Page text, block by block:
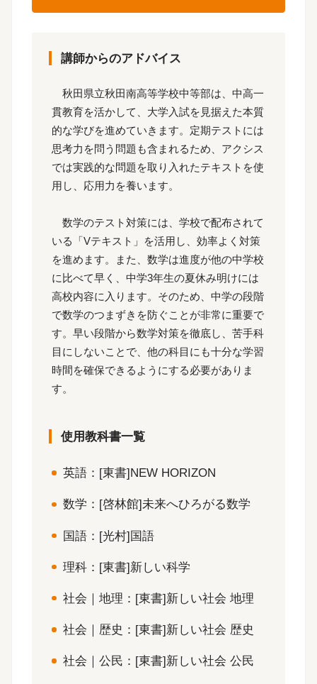
講師からのアドバイス
秋田県立秋田南高等学校中等部は、中高一
貫教育を活かして、大学入試を見据えた本質
的な学びを進めていきます。定期テストには
思考力を問う問題も含まれるため、アクシス
では実践的な問題を取り入れたテキストを使
用し、応用力を養います。
数学のテスト対策には、学校で配布されて
いる「Vテキスト」を活用し、効率よく対策
を進めます。また、数学は進度が他の中学校
に比べて早く、中学3年生の夏休み明けには
高校内容に入ります。そのため、中学の段階
で数学のつまずきを防ぐことが非常に重要で
す。早い段階から数学対策を徹底し、苦手科
目にしないことで、他の科目にも十分な学習
時間を確保できるようにする必要がありま
す。
使用教科書一覧
英語：[東書]NEW HORIZON
数学：[啓林館]未来へひろがる数学
国語：[光村]国語
理科：[東書]新しい科学
社会｜地理：[東書]新しい社会 地理
社会｜歴史：[東書]新しい社会 歴史
社会｜公民：[東書]新しい社会 公民